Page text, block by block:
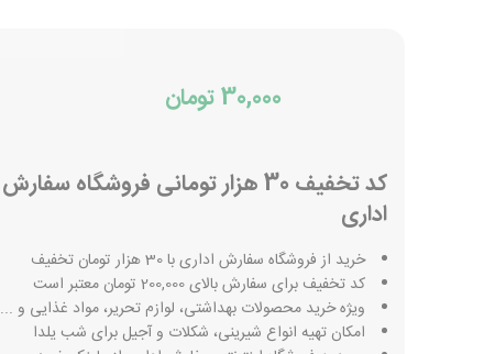
30,000 تومان
کد تخفیف 30 هزار تومانی فروشگاه سفارش
اداری
خرید از فروشگاه سفارش اداری با 30 هزار تومان تخفیف
کد تخفیف برای سفارش‌ بالای 200,000 تومان معتبر است
ویژه خرید محصولات بهداشتی، لوازم تحریر، مواد غذایی و ...
امکان تهیه انواع شیرینی، شکلات و آجیل برای شب یلدا